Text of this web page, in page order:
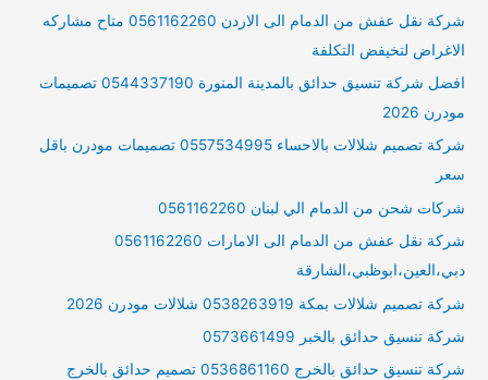
شركة نقل عفش من الدمام الى الاردن 0561162260 متاح مشاركه
الاغراض لتخيفض التكلفة
افضل شركة تنسيق حدائق بالمدينة المنورة 0544337190 تصميمات
مودرن 2026
شركة تصميم شلالات بالاحساء 0557534995 تصميمات مودرن باقل
سعر
شركات شحن من الدمام الي لبنان 0561162260
شركة نقل عفش من الدمام الى الامارات 0561162260
دبي،العين،ابوظبي،الشارقة
شركة تصميم شلالات بمكة 0538263919 شلالات مودرن 2026
شركة تنسيق حدائق بالخبر 0573661499
شركة تنسيق حدائق بالخرج 0536861160 تصميم حدائق بالخرج